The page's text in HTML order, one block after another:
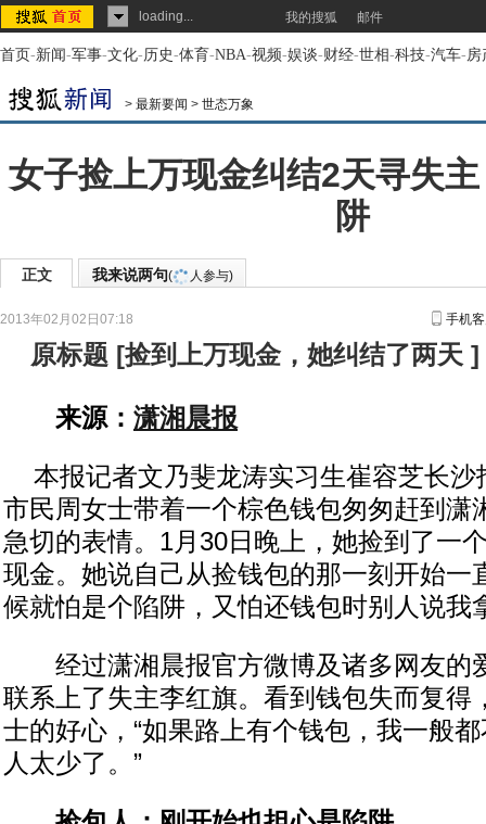
loading... 我的搜狐 邮件
首页-新闻-军事-文化-历史-体育-NBA-视频-娱谈-财经-世相-科技-汽车-房
> 最新要闻 > 世态万象
女子捡上万现金纠结2天寻失
阱
正文 我来说两句( 人参与)
2013年02月02日07:18 手机
原标题 [捡到上万现金，她纠结了两天 ]
来源： 潇湘晨报
本报记者文乃斐龙涛实习生崔容芝长沙
市民周女士带着一个棕色钱包匆匆赶到潇
急切的表情。1月30日晚上，她捡到了一
现金。她说自己从捡钱包的那一刻开始一
候就怕是个陷阱，又怕还钱包时别人说我
经过潇湘晨报官方微博及诸多网友的
联系上了失主李红旗。看到钱包失而复得
士的好心，“如果路上有个钱包，我一般
人太少了。”